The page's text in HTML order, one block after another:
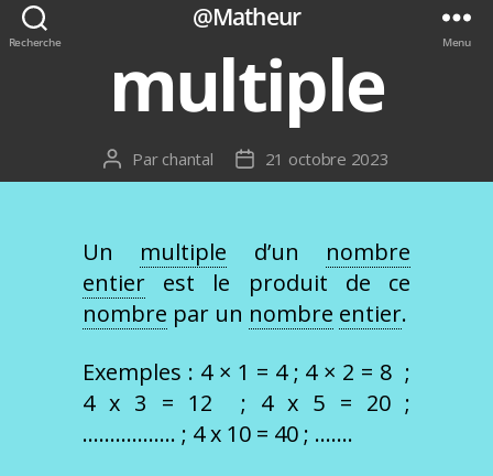
Recherche
@Matheur
Menu
multiple
Auteur
de
Par chantal
Date
de
21 octobre 2023
Un multiple d’un nombre
entier est le produit de ce
nombre par un nombre entier.
Exemples : 4 × 1 = 4 ; 4 × 2 = 8 ;
4 x 3 = 12 ; 4 x 5 = 20 ;
…………….. ; 4 x 10 = 40 ; …….